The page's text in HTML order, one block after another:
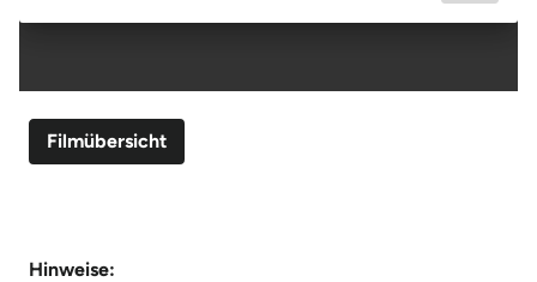
Filmübersicht
Hinweise: